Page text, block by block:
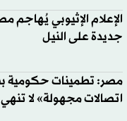
الإعلام الإثيوبي يُهاجم
جديدة على النيل
مصر: تطمينات حكومية
اتصالات مجهولة» لا